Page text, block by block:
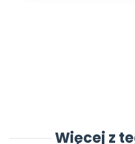
Więcej z